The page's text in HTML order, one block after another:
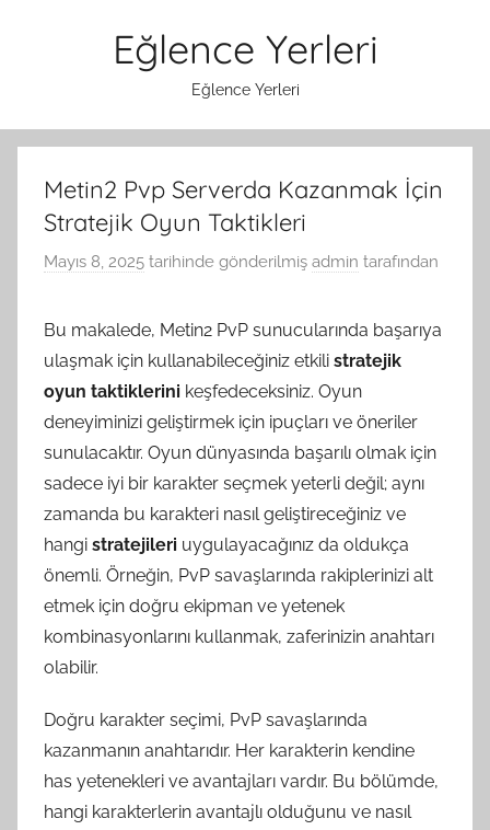
Eğlence Yerleri
Eğlence Yerleri
Metin2 Pvp Serverda Kazanmak İçin
Stratejik Oyun Taktikleri
Mayıs 8, 2025 tarihinde gönderilmiş admin tarafından
Bu makalede, Metin2 PvP sunucularında başarıya
ulaşmak için kullanabileceğiniz etkili stratejik
oyun taktiklerini keşfedeceksiniz. Oyun
deneyiminizi geliştirmek için ipuçları ve öneriler
sunulacaktır. Oyun dünyasında başarılı olmak için
sadece iyi bir karakter seçmek yeterli değil; aynı
zamanda bu karakteri nasıl geliştireceğiniz ve
hangi stratejileri uygulayacağınız da oldukça
önemli. Örneğin, PvP savaşlarında rakiplerinizi alt
etmek için doğru ekipman ve yetenek
kombinasyonlarını kullanmak, zaferinizin anahtarı
olabilir.
Doğru karakter seçimi, PvP savaşlarında
kazanmanın anahtarıdır. Her karakterin kendine
has yetenekleri ve avantajları vardır. Bu bölümde,
hangi karakterlerin avantajlı olduğunu ve nasıl